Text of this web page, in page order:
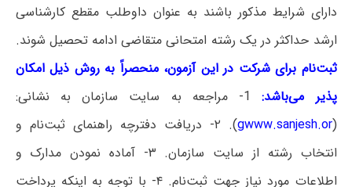
دارای شرایط مذکور باشند به عنوان داوطلب مقطع کارشناسی
ارشد حداکثر در یک رشته امتحانی متقاضی ادامه تحصیل شوند.
ثبت‌نام‌ برای‌ شرکت‌ در این آزمون، منحصراً به روش ذیل امکان
پذیر می‌باشد:
1- مراجعه به سایت سازمان به نشانی:
(
www.sanjesh.or
g
). ۲- دریافت دفترچه راهنمای ثبت‌نام و
انتخاب رشته از سایت سازمان. ۳- آماده نمودن مدارک و
اطلاعات مورد نیاز جهت ثبت‌نام. ۴- با توجه به اینکه پرداخت